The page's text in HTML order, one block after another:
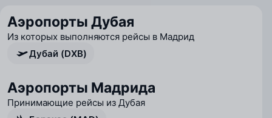
Аэропорты Дубая
Из которых выполняются рейсы в Мадрид
Дубай (DXB)
Аэропорты Мадрида
Принимающие рейсы из Дубая